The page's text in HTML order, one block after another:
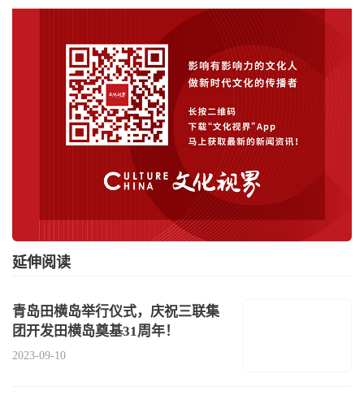
延伸阅读
青岛田横岛举行仪式，庆祝三联集
团开发田横岛奠基31周年！
2023-09-10